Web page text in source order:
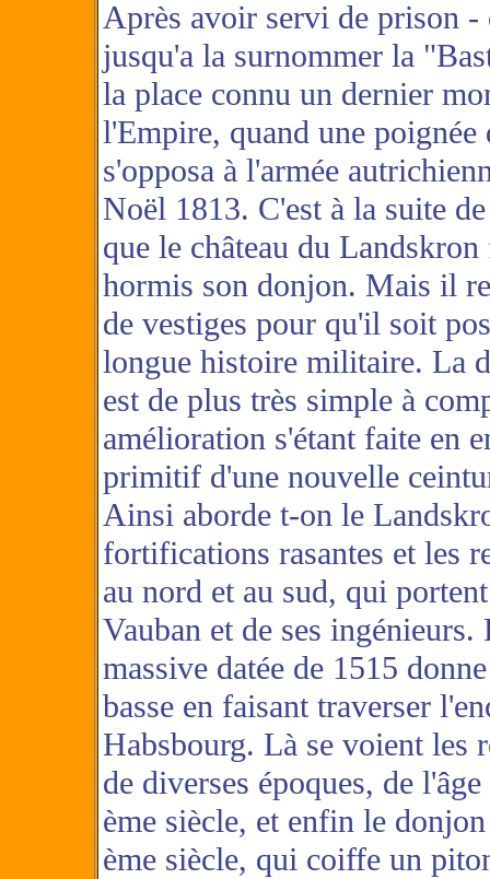
Après avoir servi de prison -
jusqu'a la surnommer la
la place connu un dernier
l'Empire, quand une poignée
s'opposa à l'armée
Noël 1813. C'est à la suite
que le château du
hormis son donjon. Mais il
de vestiges pour qu'il soit
longue histoire militaire. La
est de plus très simple à
amélioration s'étant faite en
primitif d'une nouvelle
Ainsi aborde t-on le
fortifications rasantes et les
au nord et au sud, qui
Vauban et de ses ingénieurs.
massive datée de 1515
basse en faisant traverser
Habsbourg. Là se voient les
de diverses époques, de
ème siècle, et enfin le
ème siècle, qui coiffe un